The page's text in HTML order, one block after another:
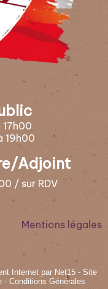
17h00
19h00
Adjoint
/ sur RDV
Mentions légales
Internet par Net15 - Site
- Conditions Générales